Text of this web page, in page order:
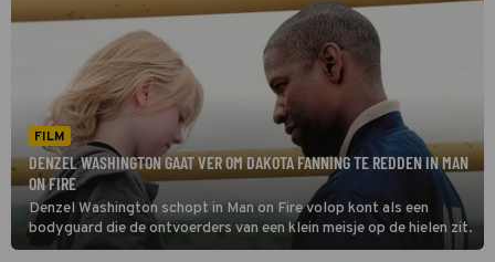
FILM
DENZEL WASHINGTON GAAT VER OM DAKOTA FANNING TE REDDEN IN MAN
ON FIRE
Denzel Washington schopt in Man on Fire volop kont als een
bodyguard die de ontvoerders van een klein meisje op de hielen zit.